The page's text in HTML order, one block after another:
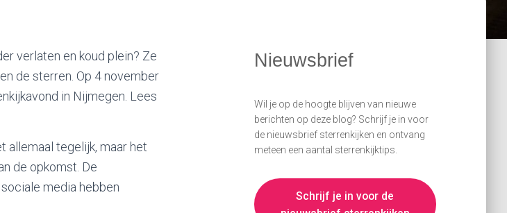
verlaten en koud plein? Ze
de sterren. Op 4 november
in Nijmegen. Lees
allemaal tegelijk, maar het
de opkomst. De
media hebben
Nieuwsbrief
Wil je op de hoogte blijven van nieuwe
berichten op deze blog? Schrijf je in voor
de nieuwsbrief sterrenkijken en ontvang
meteen een aantal sterrenkijktips.
Schrijf je in voor de